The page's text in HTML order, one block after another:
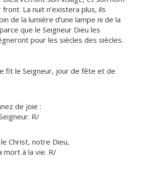
La nuit n’existera plus, ils
de la lumière d’une lampe ni de la
que le Seigneur Dieu les
pour les siècles des siècles.
fit le Seigneur, jour de fête et de
de joie :
R/
Christ, notre Dieu,
mort à la vie. R/